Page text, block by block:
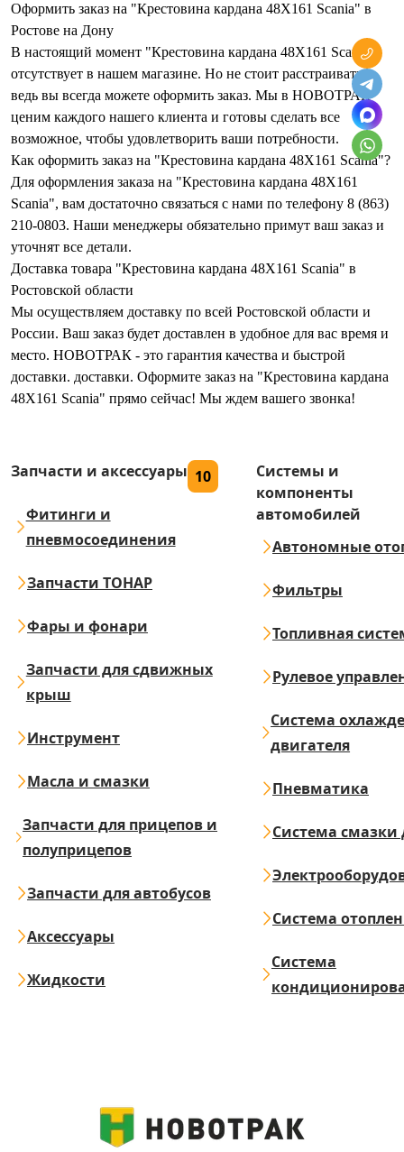
Оформить заказ на "Крестовина кардана 48Х161 Scania" в
Ростове на Дону
В настоящий момент "Крестовина кардана 48Х161 Scania"
отсутствует в нашем магазине. Но не стоит расстраиваться,
ведь вы всегда можете оформить заказ. Мы в НОВОТРАК
ценим каждого нашего клиента и готовы сделать все
возможное, чтобы удовлетворить ваши потребности.
Как оформить заказ на "Крестовина кардана 48Х161 Scania"?
Для оформления заказа на "Крестовина кардана 48Х161
Scania", вам достаточно связаться с нами по телефону 8 (863)
210-0803. Наши менеджеры обязательно примут ваш заказ и
уточнят все детали.
Доставка товара "Крестовина кардана 48Х161 Scania" в
Ростовской области
Мы осуществляем доставку по всей Ростовской области и
России. Ваш заказ будет доставлен в удобное для вас время и
место. НОВОТРАК - это гарантия качества и быстрой
доставки. доставки. Оформите заказ на "Крестовина кардана
48Х161 Scania" прямо сейчас! Мы ждем вашего звонка!
Запчасти и аксессуары 10
Фитинги и
пневмосоединения
Запчасти ТОНАР
Фары и фонари
Запчасти для сдвижных
крыш
Инструмент
Масла и смазки
Запчасти для прицепов и
полуприцепов
Запчасти для автобусов
Аксессуары
Жидкости
Системы и
компоненты
автомобилей
Автономные
Фильтры
Топливная
Рулевое
Система
двигателя
Пневматика
Система смазки
Система
Система